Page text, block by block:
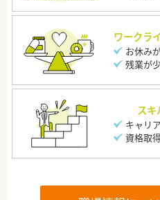
ワークラ
お休み
残業が
スキ
キャリ
資格取